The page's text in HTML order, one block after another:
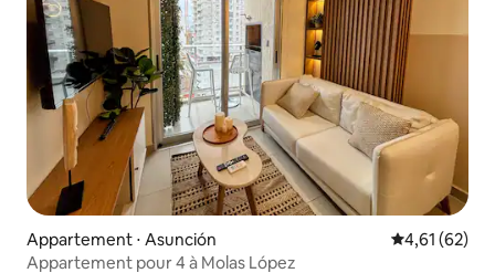
Appartement ⋅ Asunción Évaluation
4,61 (62)
Appartement pour 4 à Molas López